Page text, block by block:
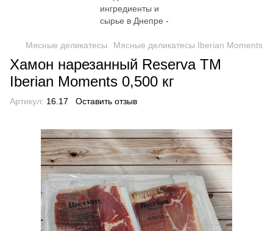
Мясные деликатесы Мясные деликатесы Iberian Moments
Хамон нарезанный Reserva TM
Iberian Moments 0,500 кг
Артикул: 16.17 Оставить отзыв